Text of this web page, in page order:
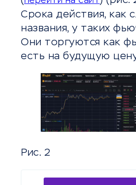
Срока действия, как
названия, у таких
Они торгуются как
есть на будущую
Рис. 2